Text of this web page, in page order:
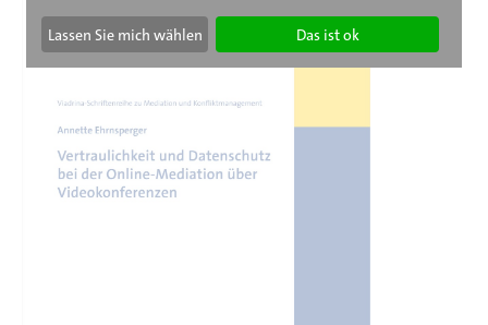
Lassen Sie mich wählen Das ist ok